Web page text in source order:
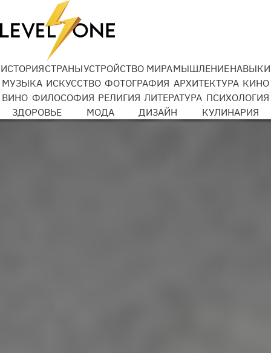
ИСТОРИЯСТРАНЫУСТРОЙСТВО МИРАМЫШЛЕНИЕНАВЫКИ
МУЗЫКА ИСКУССТВО ФОТОГРАФИЯ АРХИТЕКТУРА КИНО
ВИНО ФИЛОСОФИЯ РЕЛИГИЯ ЛИТЕРАТУРА ПСИХОЛОГИЯ
ЗДОРОВЬЕ
МОДА ДИЗАЙН КУЛИНАРИЯ
Добро Mail.ru
Подробности